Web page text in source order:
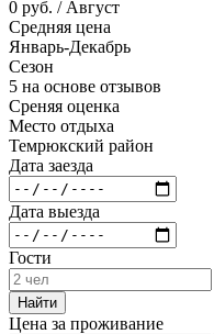
0 руб. / Август
Средняя цена
Январь-Декабрь
Сезон
5 на основе отзывов
Среняя оценка
Место отдыха
Темрюкский район
Дата заезда
Дата выезда
Гости
Найти
Цена за проживание